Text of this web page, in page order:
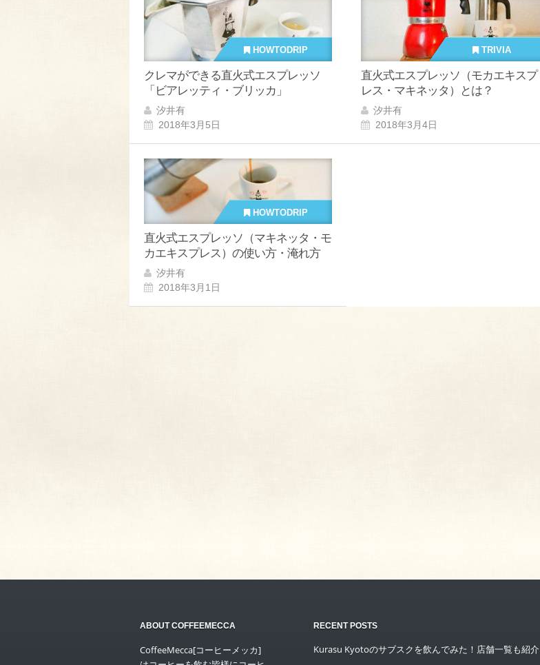
HOWTODRIP
クレマができる直火式エスプレッソ
「ビアレッティ・ブリッカ」
汐井有
2018年3月5日
TRIVIA
直火式エスプレッソ（モカエキスプ
レス・マキネッタ）とは？
汐井有
2018年3月4日
HOWTODRIP
直火式エスプレッソ（マキネッタ・モ
カエキスプレス）の使い方・淹れ方
汐井有
2018年3月1日
ABOUT COFFEEMECCA
CoffeeMecca[コーヒーメッカ]
RECENT POSTS
Kurasu Kyotoのサブスクを飲んでみた！店舗一覧も紹介